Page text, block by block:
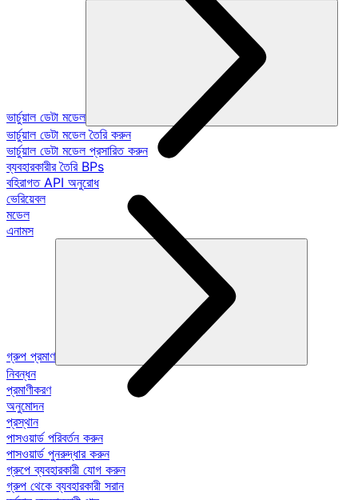
ভার্চুয়াল ডেটা মডেল
ভার্চুয়াল ডেটা মডেল তৈরি করুন
ভার্চুয়াল ডেটা মডেল প্রসারিত করুন
ব্যবহারকারীর তৈরি BPs
বহিরাগত API অনুরোধ
ভেরিয়েবল
মডেল
এনামস
গ্রুপ প্রমাণ
নিবন্ধন
প্রমাণীকরণ
অনুমোদন
প্রস্থান
পাসওয়ার্ড পরিবর্তন করুন
পাসওয়ার্ড পুনরুদ্ধার করুন
গ্রুপে ব্যবহারকারী যোগ করুন
গ্রুপ থেকে ব্যবহারকারী সরান